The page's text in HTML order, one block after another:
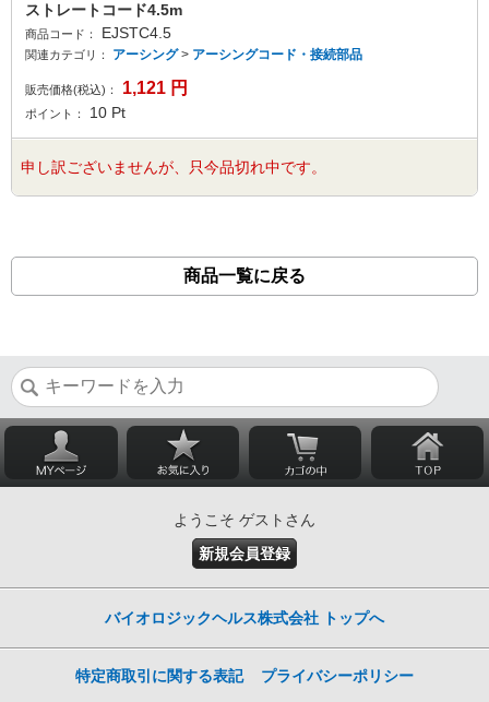
ストレートコード4.5m
商品コード： EJSTC4.5
関連カテゴリ： アーシング> アーシングコード・接続部品
販売価格(税込)： 1,121 円
ポイント： 10 Pt
申し訳ございませんが、只今品切れ中です。
商品一覧に戻る
ようこそ ゲストさん
新規会員登録
バイオロジックヘルス株式会社 トップへ
特定商取引に関する表記 プライバシーポリシー